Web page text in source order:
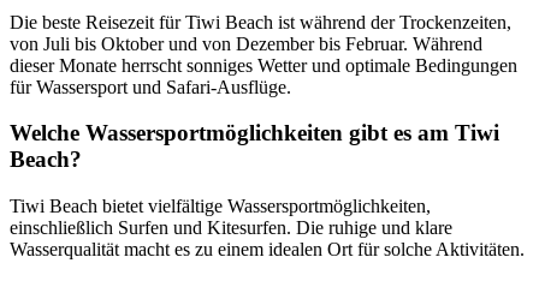
Die beste Reisezeit für Tiwi Beach ist während der Trockenzeiten,
von Juli bis Oktober und von Dezember bis Februar. Während
dieser Monate herrscht sonniges Wetter und optimale Bedingungen
für Wassersport und Safari-Ausflüge.
Welche Wassersportmöglichkeiten gibt es am Tiwi
Beach?
Tiwi Beach bietet vielfältige Wassersportmöglichkeiten,
einschließlich Surfen und Kitesurfen. Die ruhige und klare
Wasserqualität macht es zu einem idealen Ort für solche Aktivitäten.